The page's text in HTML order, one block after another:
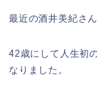
最近の酒井美紀さん
42歳にして人生初
なりました。